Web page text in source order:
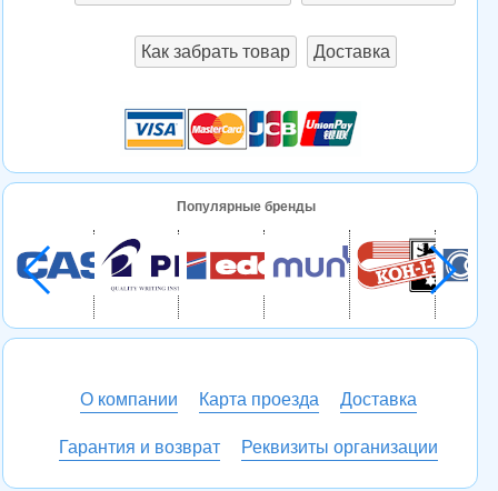
Как забрать товар Доставка
Популярные бренды
О компании Карта проезда Доставка
Гарантия и возврат Реквизиты организации